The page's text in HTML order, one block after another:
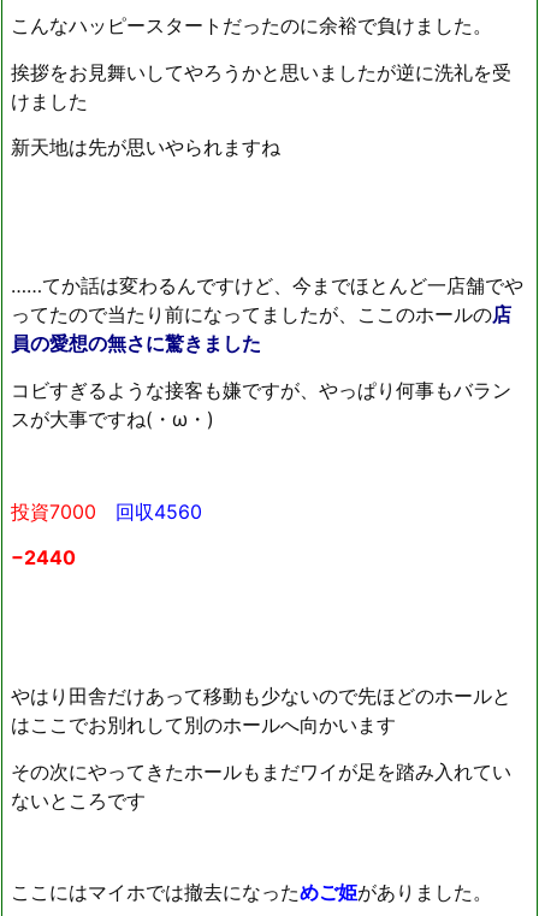
こんなハッピースタートだったのに余裕で負けました。
挨拶をお見舞いしてやろうかと思いましたが逆に洗礼を受
けました
新天地は先が思いやられますね
……てか話は変わるんですけど、今までほとんど一店舗でや
ってたので当たり前になってましたが、ここのホールの店
員の愛想の無さに驚きました
コビすぎるような接客も嫌ですが、やっぱり何事もバラン
スが大事ですね(・ω・)
投資7000 回収4560
−2440
やはり田舎だけあって移動も少ないので先ほどのホールと
はここでお別れして別のホールへ向かいます
その次にやってきたホールもまだワイが足を踏み入れてい
ないところです
ここにはマイホでは撤去になっためご姫がありました。